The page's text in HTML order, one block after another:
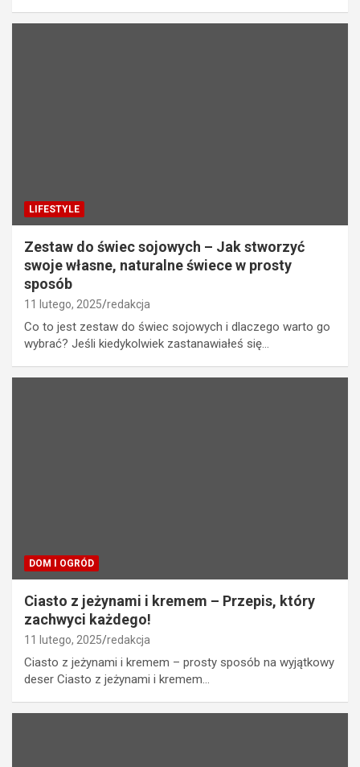
LIFESTYLE
Zestaw do świec sojowych – Jak stworzyć
swoje własne, naturalne świece w prosty
sposób
11 lutego, 2025 redakcja
Co to jest zestaw do świec sojowych i dlaczego warto go
wybrać? Jeśli kiedykolwiek zastanawiałeś się…
DOM I OGRÓD
Ciasto z jeżynami i kremem – Przepis, który
zachwyci każdego!
11 lutego, 2025 redakcja
Ciasto z jeżynami i kremem – prosty sposób na wyjątkowy
deser Ciasto z jeżynami i kremem…